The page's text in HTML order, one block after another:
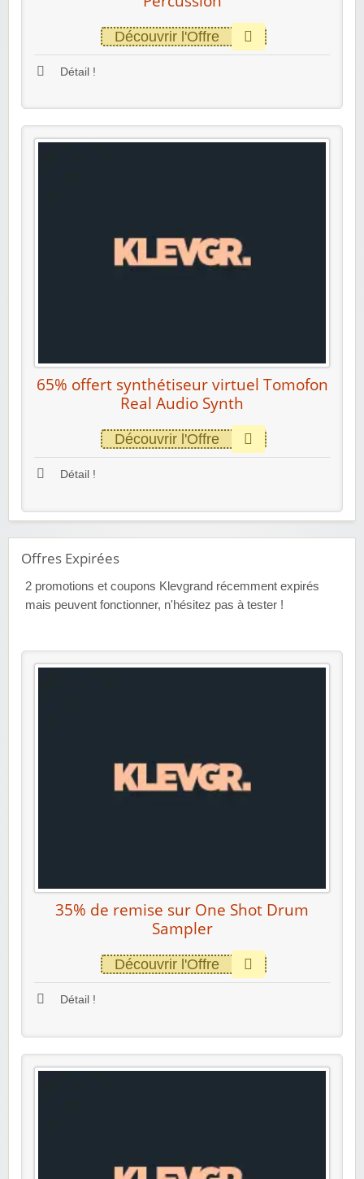
Découvrir l'Offre
Détail !
65% offert synthétiseur virtuel Tomofon
Real Audio Synth
Découvrir l'Offre
Détail !
Offres Expirées
2 promotions et coupons Klevgrand récemment expirés
mais peuvent fonctionner, n'hésitez pas à tester !
35% de remise sur One Shot Drum
Sampler
Découvrir l'Offre
Détail !